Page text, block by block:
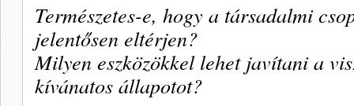
Természetes-e, hogy a társadalmi
jelentősen eltérjen?
Milyen eszközökkel lehet javítani a
kívánatos állapotot?